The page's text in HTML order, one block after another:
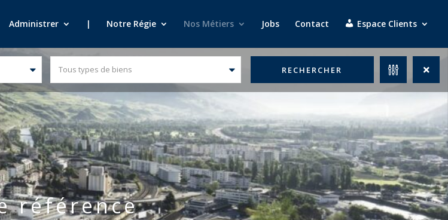
Administrer | Notre Régie Nos Métiers Jobs Contact Espace Clients
Tous types de biens
référence